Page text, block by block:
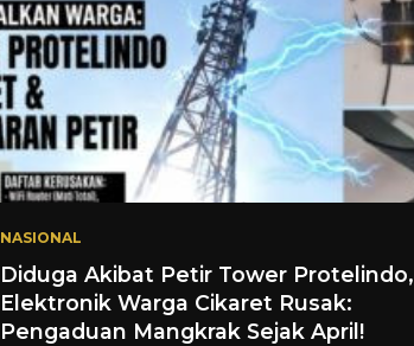
NASIONAL
Diduga Akibat Petir Tower Protelindo,
Elektronik Warga Cikaret Rusak:
Pengaduan Mangkrak Sejak April!